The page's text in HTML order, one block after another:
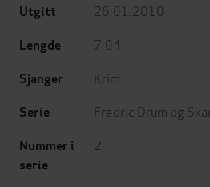
Utgitt 26.01.2010
Lengde 7:04
Sjanger Krim
Serie Fredric Drum og
Nummer i
serie
2